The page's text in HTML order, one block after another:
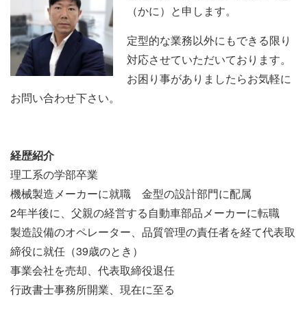
（かに）と申します。
定型的な業務以外にもできる限り
対応させていただいております。
お困り事がありましたらお気軽に
お問い合わせ下さい。
経歴紹介
理工系の学部卒業
機械製造メーカーに就職 金型の設計部門に配属
2年半後に、父親の経営する自動車部品メーカーに転職
製造設備のオペレーター、品質管理の責任者を経て代表取
締役に就任（39歳のとき）
事業会社を売却、代表取締役退任
行政書士事務所開業、現在に至る